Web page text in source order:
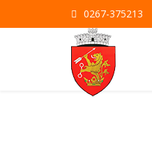
0267-375213